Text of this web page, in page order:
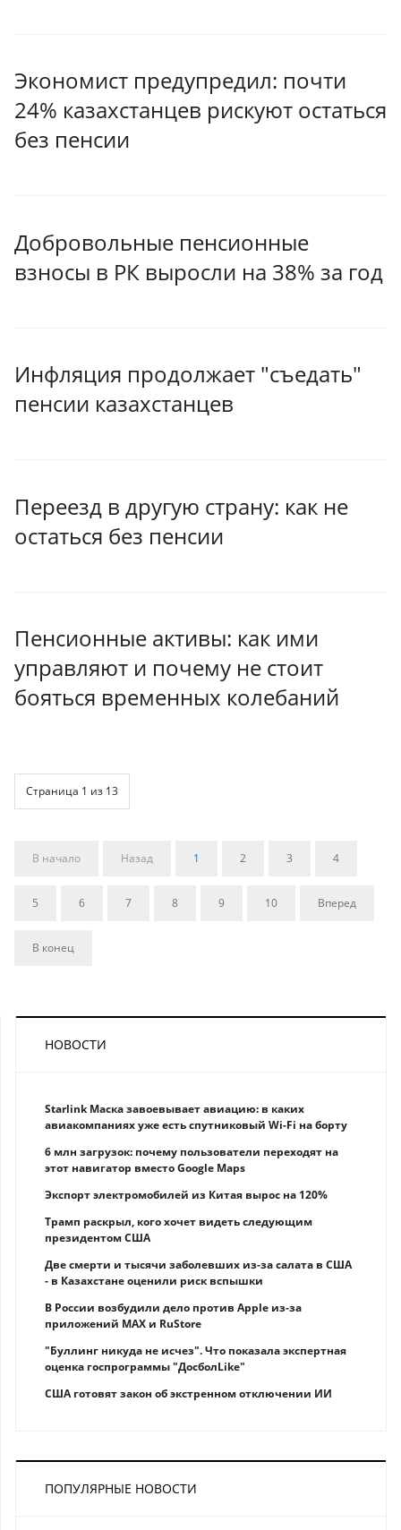
Экономист предупредил: почти
24% казахстанцев рискуют остаться
без пенсии
Добровольные пенсионные
взносы в РК выросли на 38% за год
Инфляция продолжает "съедать"
пенсии казахстанцев
Переезд в другую страну: как не
остаться без пенсии
Пенсионные активы: как ими
управляют и почему не стоит
бояться временных колебаний
Страница 1 из 13
В начало Назад 1 2 3 4
5 6 7 8 9 10 Вперед
В конец
НОВОСТИ
Starlink Маска завоевывает авиацию: в каких
авиакомпаниях уже есть спутниковый Wi-Fi на борту
6 млн загрузок: почему пользователи переходят на
этот навигатор вместо Google Maps
Экспорт электромобилей из Китая вырос на 120%
Трамп раскрыл, кого хочет видеть следующим
президентом США
Две смерти и тысячи заболевших из-за салата в США
- в Казахстане оценили риск вспышки
В России возбудили дело против Apple из-за
приложений MAX и RuStore
"Буллинг никуда не исчез". Что показала экспертная
оценка госпрограммы "ДосболLike"
США готовят закон об экстренном отключении ИИ
ПОПУЛЯРНЫЕ НОВОСТИ